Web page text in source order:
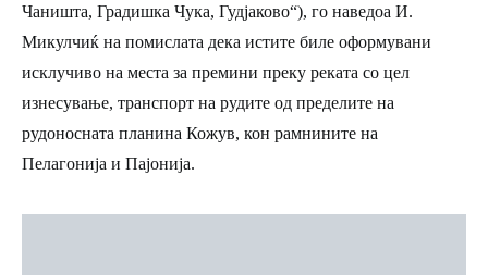
Чаништa, Градишка Чука, Гудјаково“), го наведоа И.
Микулчиќ на помислата дека истите биле оформувани
исклучиво на места за премини преку реката со цел
изнесување, транспорт на рудите од пределите на
рудоносната планина Кожув, кон рамнините на
Пелагонија и Пајонија.